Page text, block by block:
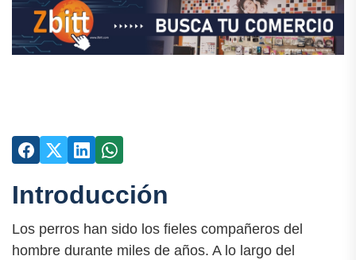
Introducción
Los perros han sido los fieles compañeros del
hombre durante miles de años. A lo largo del